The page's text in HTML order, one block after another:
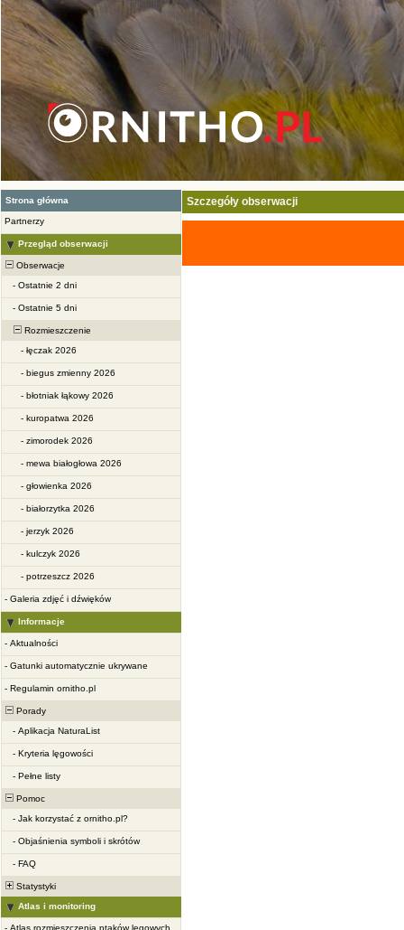
Strona główna
Partnerzy
Przegląd obserwacji
Obserwacje
- Ostatnie 2 dni
- Ostatnie 5 dni
Rozmieszczenie
- łęczak 2026
- biegus zmienny 2026
- błotniak łąkowy 2026
- kuropatwa 2026
- zimorodek 2026
- mewa białogłowa 2026
- głowienka 2026
- białorzytka 2026
- jerzyk 2026
- kulczyk 2026
- potrzeszcz 2026
- Galeria zdjęć i dźwięków
Informacje
- Aktualności
- Gatunki automatycznie ukrywane
- Regulamin ornitho.pl
Porady
- Aplikacja NaturaList
- Kryteria lęgowości
- Pełne listy
Pomoc
- Jak korzystać z ornitho.pl?
- Objaśnienia symboli i skrótów
- FAQ
Statystyki
Atlas i monitoring
- Atlas rozmieszczenia ptaków lęgowych
Szczegóły obserwacji